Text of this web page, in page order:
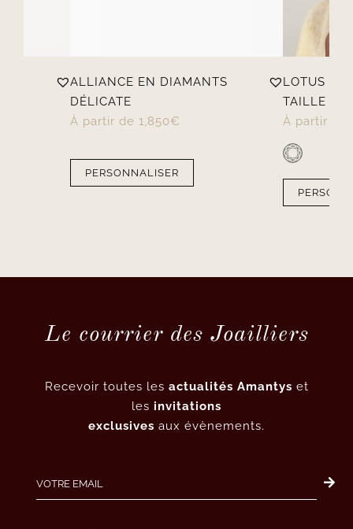
ALLIANCE EN DIAMANTS
DÉLICATE
À partir de 1,850€
PERSONNALISER
LOTUS
TAILLE
À partir de
Le courrier des Joailliers
Recevoir toutes les actualités Amantys et
les invitations
exclusives aux évènements.